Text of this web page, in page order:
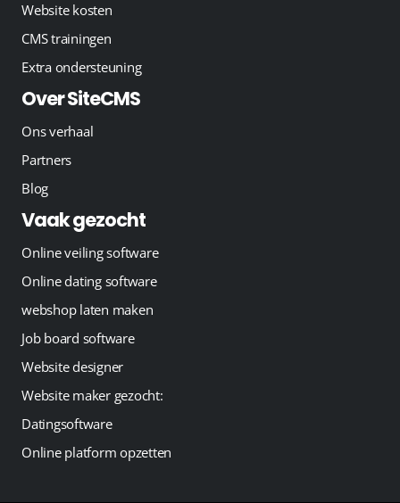
Website kosten
CMS trainingen
Extra ondersteuning
Over SiteCMS
Ons verhaal
Partners
Blog
Vaak gezocht
Online veiling software
Online dating software
webshop laten maken
Job board software
Website designer
Website maker gezocht:
Datingsoftware
Online platform opzetten